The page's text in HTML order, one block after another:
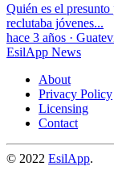
Quién es el
reclutaba jóvenes...
hace 3 años ·
EsilApp News
About
Privacy Policy
Licensing
Contact
© 2022 EsilApp.